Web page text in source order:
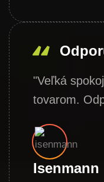
"Veľká
tovarom.
Isenmann